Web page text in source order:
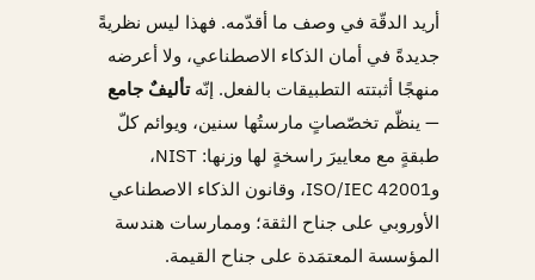
أريد الدقّة في وصف ما أقدّمه. فهذا ليس نظريةً
جديدةً في أمان الذكاء الاصطناعي، ولا أعرضه
منهجًا أثبتته التطبيقات بالفعل. إنّهتأليفٌ جامع
— ينظّم تخصّصاتٍ مارستُها سنين، ويوائم كلّ
طبقةٍ مع معاييرَ راسخةٍ لها وزنها: NIST،
وISO/IEC 42001، وقانون الذكاء الاصطناعي
الأوروبي على جناح الثقة؛ وممارسات هندسة
المؤسسة المعتمَدة على جناح القيمة.